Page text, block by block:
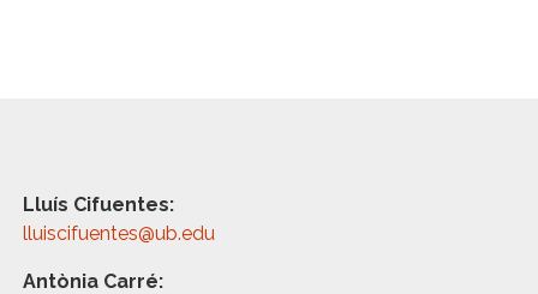
Lluís Cifuentes:
lluiscifuentes@ub.edu
Antònia Carré: